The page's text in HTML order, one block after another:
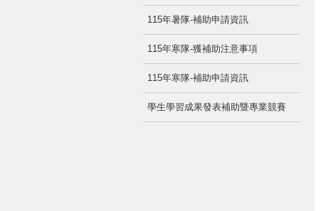
115年暑隊-補助申請資訊
115年寒隊-獲補助注意事項
115年寒隊-補助申請資訊
學生學習成果發表補助暨專業競賽